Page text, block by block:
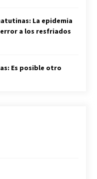
La epidemia
a los resfriados
Es posible otro